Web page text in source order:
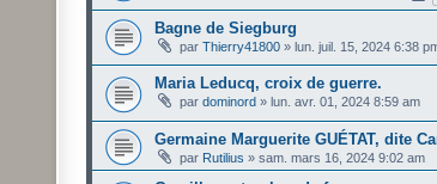
Bagne de Siegburg
par Thierry41800 » lun. juil. 15, 2024 6:38
Maria Leducq, croix de guerre.
par dominord » lun. avr. 01, 2024 8:59 am
Germaine Marguerite GUÉTAT, dite
par Rutilius » sam. mars 16, 2024 9:02 am